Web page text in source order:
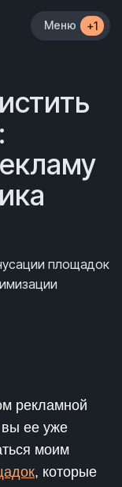
Меню +1
площадок
рекламной
ее уже
моим
, которые